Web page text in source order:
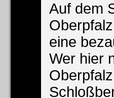
Auf dem
eine
Wer hier